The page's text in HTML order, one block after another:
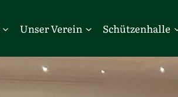
Unser Verein Schützenhalle